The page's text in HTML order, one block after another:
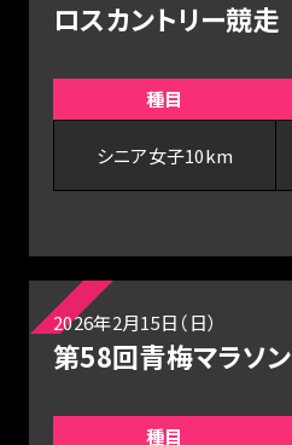
ロスカントリー競走
種目
シニア女子10km
2026年2月15日（日）
第58回青梅マラソン
種目